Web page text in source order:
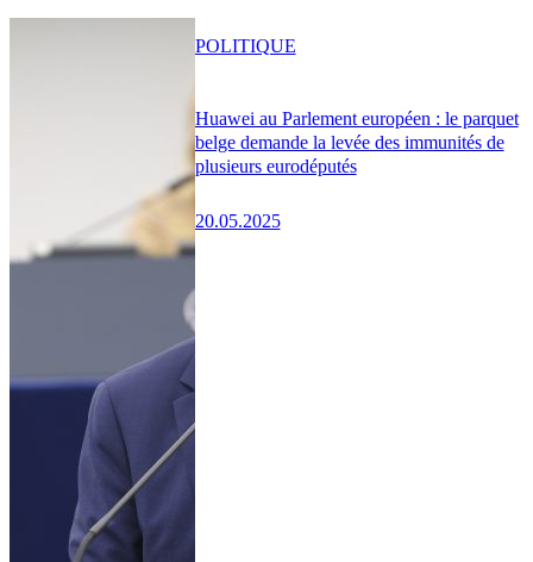
Huawei au Parlement européen : le parquet
belge demande la levée des immunités de
plusieurs eurodéputés
20.05.2025
POLITIQUE